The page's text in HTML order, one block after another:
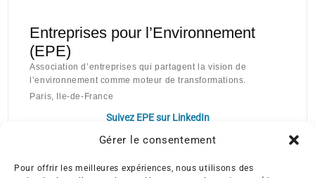
Gérer le consentement
Pour offrir les meilleures expériences, nous utilisons des
Entreprises pour l’Environnement
(EPE)
Association d’entreprises qui partagent la vision de
l’environnement comme moteur de transformations.
Paris, Ile-de-France
Suivez EPE sur LinkedIn